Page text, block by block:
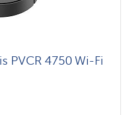
PVCR 4750 Wi-Fi